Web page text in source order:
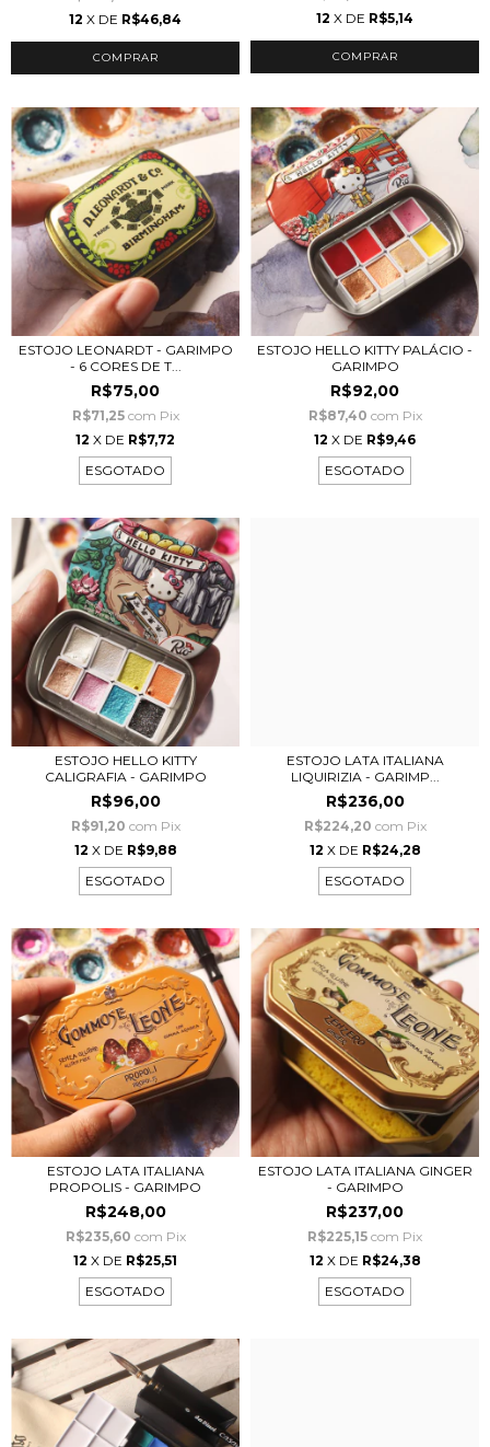
12 X DE R$46,84
12 X DE R$5,14
ESTOJO LEONARDT - GARIMPO
- 6 CORES DE T...
R$75,00
R$71,25 com Pix
12 X DE R$7,72
ESGOTADO
ESTOJO HELLO KITTY PALÁCIO -
GARIMPO
R$92,00
R$87,40 com Pix
12 X DE R$9,46
ESGOTADO
ESTOJO HELLO KITTY
CALIGRAFIA - GARIMPO
R$96,00
R$91,20 com Pix
12 X DE R$9,88
ESGOTADO
ESTOJO LATA ITALIANA
LIQUIRIZIA - GARIMP...
R$236,00
R$224,20 com Pix
12 X DE R$24,28
ESGOTADO
ESTOJO LATA ITALIANA
PROPOLIS - GARIMPO
R$248,00
R$235,60 com Pix
12 X DE R$25,51
ESGOTADO
ESTOJO LATA ITALIANA GINGER
- GARIMPO
R$237,00
R$225,15 com Pix
12 X DE R$24,38
ESGOTADO